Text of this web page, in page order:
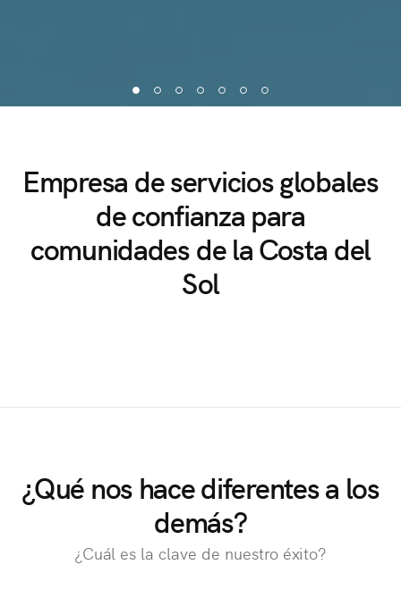
Empresadeserviciosglobales
deconfianzapara
comunidadesdelaCostadel
Sol
¿Qué nos hace diferentes a los
demás?
¿Cuál es la clave de nuestro éxito?